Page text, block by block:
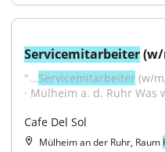
Servicemitarbeiter
"...Servicemitarbeiter (w/
· Mülheim a. d. Ruhr Was
Cafe Del Sol
Mülheim an der Ruhr, Raum